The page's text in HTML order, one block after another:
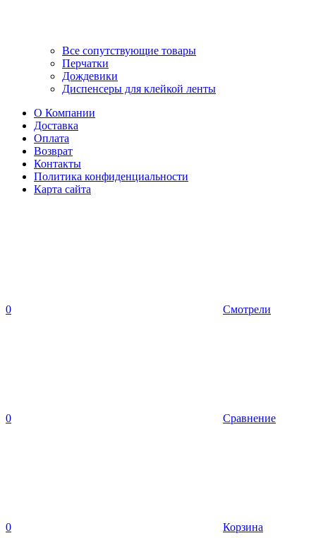
Все сопутствующие товары
Перчатки
Дождевики
Диспенсеры для клейкой ленты
О Компании
Доставка
Оплата
Возврат
Контакты
Политика конфиденциальности
Карта сайта
0 Смотрели
0 Сравнение
0 Корзина